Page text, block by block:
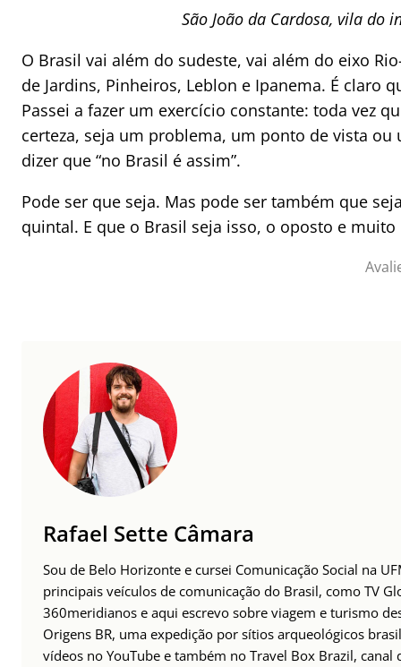
São João da Cardosa, vila do
O Brasil vai além do sudeste, vai além do eixo
de Jardins, Pinheiros, Leblon e Ipanema. É claro
Passei a fazer um exercício constante: toda vez
certeza, seja um problema, um ponto de vista
dizer que “no Brasil é assim”.
Pode ser que seja. Mas pode ser também que
quintal. E que o Brasil seja isso, o oposto e muito
Rafael Sette Câmara
Sou de Belo Horizonte e cursei Comunicação Social na
principais veículos de comunicação do Brasil, como TV
360meridianos e aqui escrevo sobre viagem e turismo
Origens BR, uma expedição por sítios arqueológicos
vídeos no YouTube e também no Travel Box Brazil,